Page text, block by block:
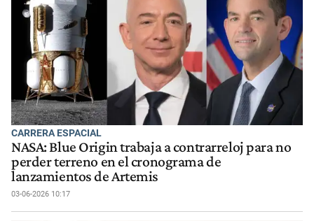
CARRERA ESPACIAL
NASA: Blue Origin trabaja a contrarreloj para no
perder terreno en el cronograma de
lanzamientos de Artemis
03-06-2026 10:17